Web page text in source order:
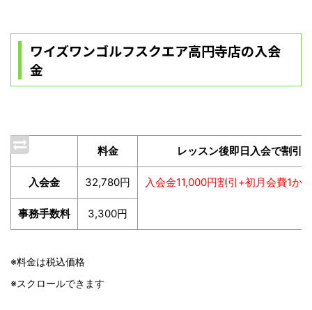
ワイズワンゴルフスクエア高円寺店の入会
金
料金 レッスン後即日入会で割引
入会金 32,780円 入会金11,000円割引+初月会費1か
事務手数料 3,300円
※料金は税込価格
※スクロールできます